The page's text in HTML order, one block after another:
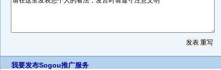
我要发布Sogou推广服务